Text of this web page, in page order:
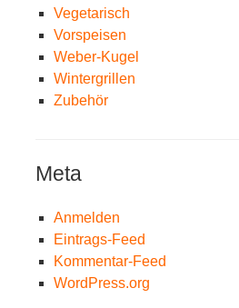
Vegetarisch
Vorspeisen
Weber-Kugel
Wintergrillen
Zubehör
Meta
Anmelden
Eintrags-Feed
Kommentar-Feed
WordPress.org